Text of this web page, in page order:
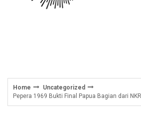
Home
Uncategorized
Pepera 1969 Bukti Final Papua Bagian dari